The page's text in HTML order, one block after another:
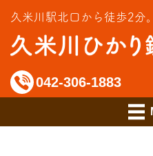
久米川駅北口から徒歩2分。
042-306-1883
料金のご案内
アクセス